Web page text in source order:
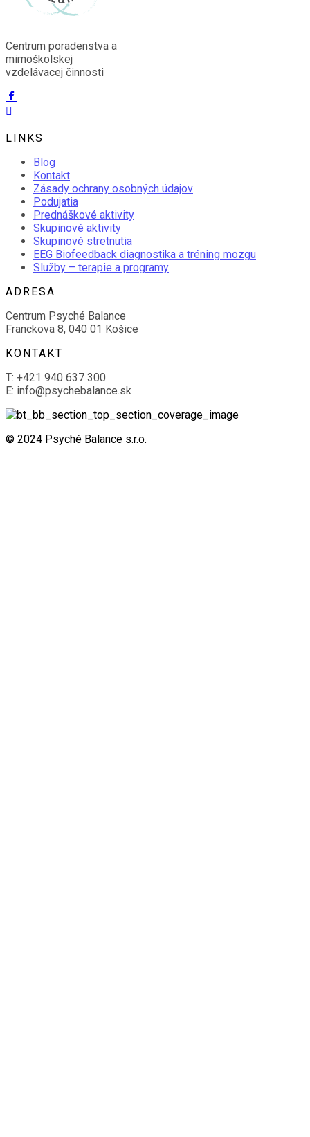
Centrum poradenstva a
mimoškolskej
vzdelávacej činnosti
LINKS
Blog
Kontakt
Zásady ochrany osobných údajov
Podujatia
Prednáškové aktivity
Skupinové aktivity
Skupinové stretnutia
EEG Biofeedback diagnostika a tréning mozgu
Služby – terapie a programy
ADRESA
Centrum Psyché Balance
Franckova 8, 040 01 Košice
KONTAKT
T: +421 940 637 300
E: info@psychebalance.sk
© 2024 Psyché Balance s.r.o.